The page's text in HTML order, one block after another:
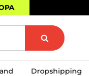
Dropshipping